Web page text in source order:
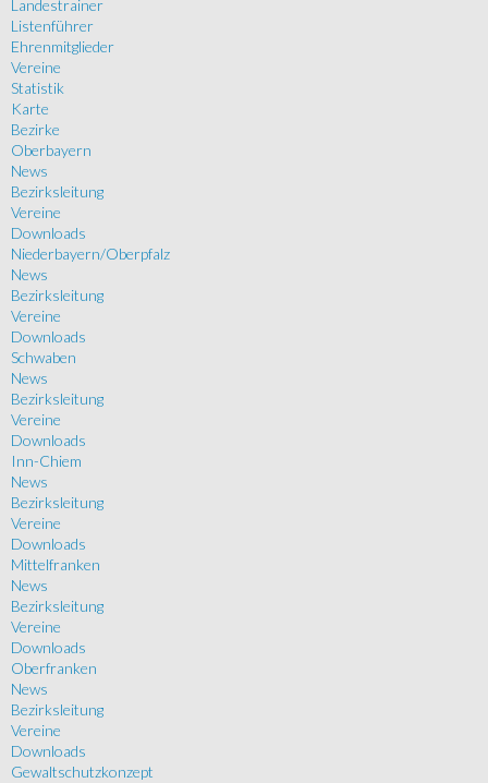
Landestrainer
Listenführer
Ehrenmitglieder
Vereine
Statistik
Karte
Bezirke
Oberbayern
News
Bezirksleitung
Vereine
Downloads
Niederbayern/Oberpfalz
News
Bezirksleitung
Vereine
Downloads
Schwaben
News
Bezirksleitung
Vereine
Downloads
Inn-Chiem
News
Bezirksleitung
Vereine
Downloads
Mittelfranken
News
Bezirksleitung
Vereine
Downloads
Oberfranken
News
Bezirksleitung
Vereine
Downloads
Gewaltschutzkonzept